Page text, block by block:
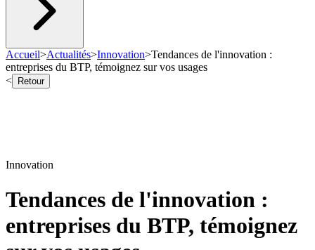
Accueil>Actualités>Innovation>Tendances de l'innovation :
entreprises du BTP, témoignez sur vos usages
<
Retour
Innovation
Tendances de l'innovation :
entreprises du BTP, témoignez